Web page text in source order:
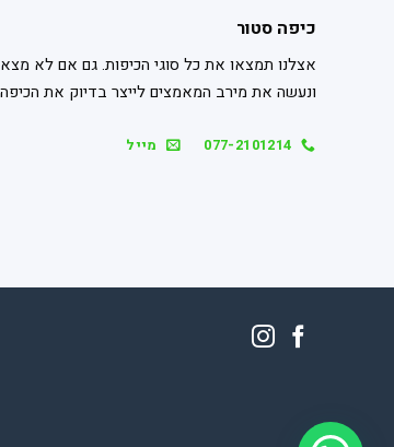
כיפה סטור
אצלנו תמצאו את כל סוגי הכיפות. גם אם לא
ונעשה את מירב המאמצים לייצר בדיוק את
077-2101214 מייל